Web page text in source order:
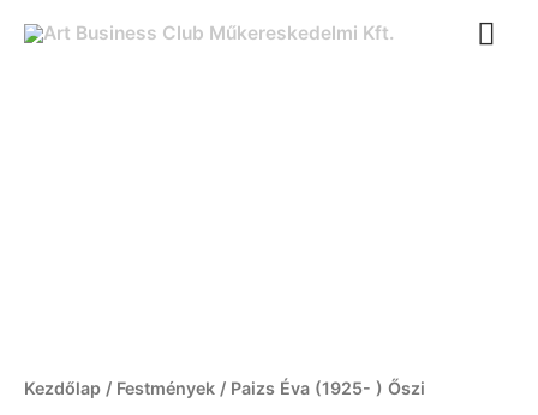
Kezdőlap / Festmények / Paizs Éva (1925- ) Őszi
mennyiség